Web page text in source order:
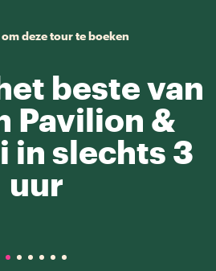
deze tour te boeken
beste van
Pavilion &
in slechts 3
uur